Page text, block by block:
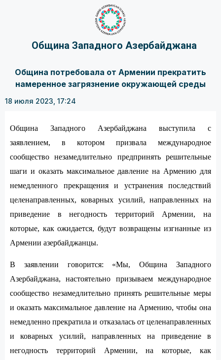
Община Западного Азербайджана
Община потребовала от Армении прекратить
намеренное загрязнение окружающей среды
18 июля 2023, 17:24
Община Западного Азербайджана выступила с
заявлением, в котором призвала международное
сообщество незамедлительно предпринять решительные
шаги и оказать максимальное давление на Армению для
немедленного прекращения и устранения последствий
целенаправленных, коварных усилий, направленных на
приведение в негодность территорий Армении, на
которые, как ожидается, будут возвращены изгнанные из
Армении азербайджанцы.
В заявлении говорится: «Мы, Община Западного
Азербайджана, настоятельно призываем международное
сообщество незамедлительно принять решительные меры
и оказать максимальное давление на Армению, чтобы она
немедленно прекратила и отказалась от целенаправленных
и коварных усилий, направленных на приведение в
негодность территорий Армении, на которые, как